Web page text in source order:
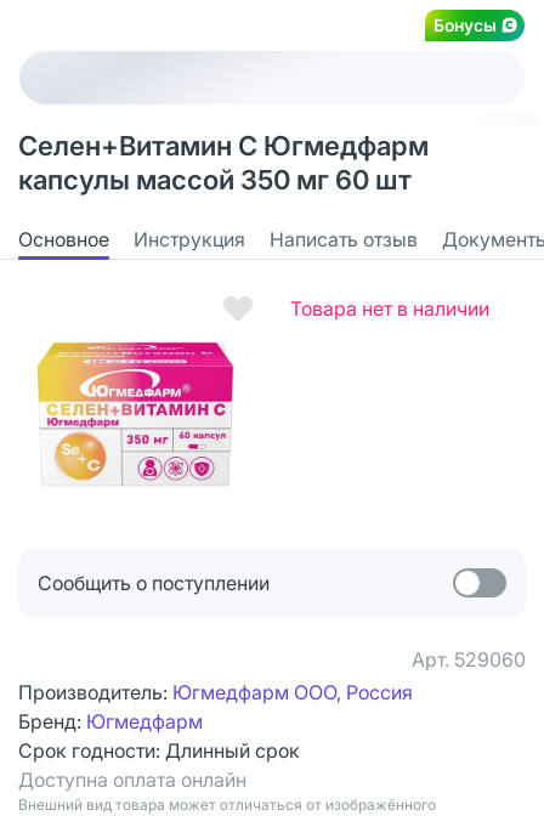
Бонусы
Селен+Витамин С Югмедфарм
капсулы массой 350 мг 60 шт
Основное Инструкция Написать отзыв
Товара нет в наличии
Сообщить о поступлении
Арт. 529060
Производитель: Югмедфарм ООО, Россия
Бренд: Югмедфарм
Срок годности: Длинный срок
Доступна оплата онлайн
Bнешний вид товара может отличаться от изображённого